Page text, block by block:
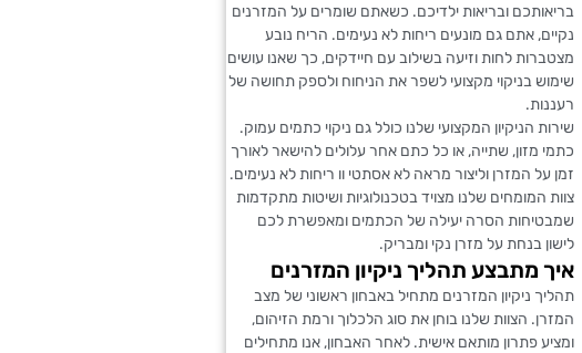
בריאותכם ובריאות ילדיכם. כשאתם שומרים על המזרנים
נקיים, אתם גם מונעים ריחות לא נעימים. הריח נובע
מצטברות לחות וזיעה בשילוב עם חיידקים, כך שאנו עושים
שימוש בניקוי מקצועי לשפר את הניחוח ולספק תחושה של
רעננות.
שירות הניקיון המקצועי שלנו כולל גם ניקוי כתמים עמוק.
כתמי מזון, שתייה, או כל כתם אחר עלולים להישאר לאורך
זמן על המזרן וליצור מראה לא אסתטי וו ריחות לא נעימים.
צוות המומחים שלנו מצויד בטכנולוגיות ושיטות מתקדמות
שמבטיחות הסרה יעילה של הכתמים ומאפשרת לכם
לישון בנחת על מזרן נקי ומבריק.
איך מתבצע תהליך ניקיון המזרנים
תהליך ניקיון המזרנים מתחיל באבחון ראשוני של מצב
המזרן. הצוות שלנו בוחן את סוג הלכלוך ורמת הזיהום,
ומציע פתרון מותאם אישית. לאחר האבחון, אנו מתחילים